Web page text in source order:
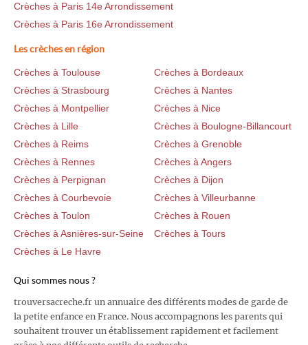
Crèches à Paris 14e Arrondissement
Crèches à Paris 16e Arrondissement
Les crèches en région
Crèches à Toulouse
Crèches à Bordeaux
Crèches à Strasbourg
Crèches à Nantes
Crèches à Montpellier
Crèches à Nice
Crèches à Lille
Crèches à Boulogne-Billancourt
Crèches à Reims
Crèches à Grenoble
Crèches à Rennes
Crèches à Angers
Crèches à Perpignan
Crèches à Dijon
Crèches à Courbevoie
Crèches à Villeurbanne
Crèches à Toulon
Crèches à Rouen
Crèches à Asnières-sur-Seine
Crèches à Tours
Crèches à Le Havre
Qui sommes nous ?
trouversacreche.fr un annuaire des différents modes de garde de
la petite enfance en France. Nous accompagnons les parents qui
souhaitent trouver un établissement rapidement et facilement